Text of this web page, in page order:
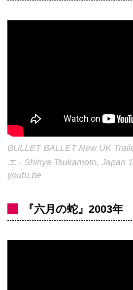
BULLET BALLET New UK
エ - Shinya Tsukamoto, Japan
youtu.be
『六月の蛇』2003年